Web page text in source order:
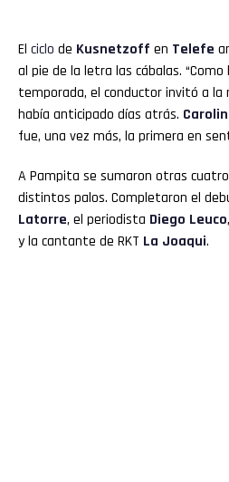
El ciclo de Kusnetzoff en Telefe
al pie de la letra las cábalas.
temporada, el conductor invitó a la
había anticipado días atrás.
fue, una vez más, la primera en
A Pampita se sumaron otras
distintos palos. Completaron el
Latorre, el periodista Diego Leuco
y la cantante de RKT La Joaqui.